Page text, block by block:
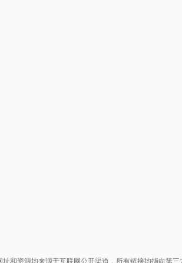
和资源均来源于互联网公开渠道，所有链接均指向第三